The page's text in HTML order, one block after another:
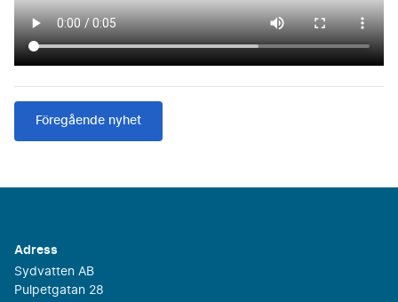
Föregående nyhet
Adress
Sydvatten AB
Pulpetgatan 28